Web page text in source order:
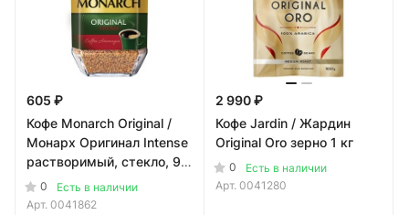
605 ₽
Кофе Monarch Original /
Монарх Оригинал Intense
растворимый, стекло, 95
гр 0
Есть в наличии
Арт. 0041862
2 990 ₽
Кофе Jardin / Жардин
Original Oro зерно 1 кг
0
Есть в наличии
Арт. 0041280